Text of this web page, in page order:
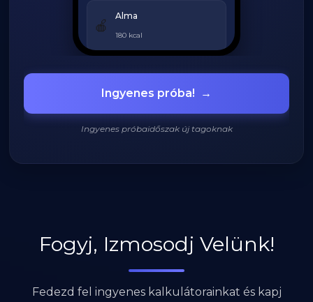
🍎
Alma
180 kcal
Grillezett csirke
420 kcal
Ingyenes próba! →
Ingyenes próbaidőszak új tagoknak
Fogyj, Izmosodj Velünk!
Fedezd fel ingyenes kalkulátorainkat és kapj